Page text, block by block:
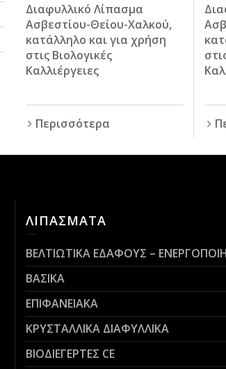
Διαφυλλικό Λίπασμα
Ασβεστίου-Θείου-Χαλκού,
κατάλληλο και για χρήση
στις Βιολογικές
Καλλιέργειες
Περισσότερα
ΛΙΠΑΣΜΑΤΑ
ΒΕΛΤΙΩΤΙΚΑ ΕΔΑΦΟΥΣ –
ΒΑΣΙΚΑ
ΕΠΙΦΑΝΕΙΑΚΑ
ΚΡΥΣΤΑΛΛΙΚΑ ΔΙΑΦΥΛΛΙΚΑ
ΒΙΟΔΙΕΓΕΡΤΕΣ CE